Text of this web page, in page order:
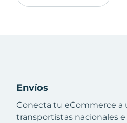
Envíos
Conecta tu eCommerce a
transportistas nacionales